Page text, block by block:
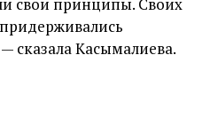
сказала Касымалиева.